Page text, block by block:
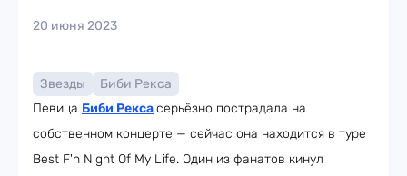
20 июня 2023
Звезды
Биби Рекса
Певица Биби Рексасерьёзно пострадала на
собственном концерте — сейчас она находится в туре
Best F'n Night Of My Life. Один из фанатов кинул